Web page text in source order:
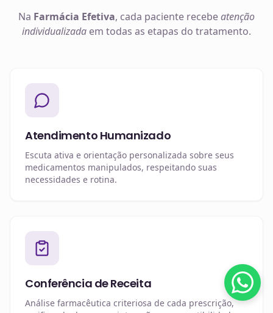
Na Farmácia Efetiva, cada paciente recebeatenção
individualizada em todas as etapas do tratamento.
Atendimento Humanizado
Escuta ativa e orientação personalizada sobre seus
medicamentos manipulados, respeitando suas
necessidades e rotina.
Conferência de Receita
Análise farmacêutica criteriosa de cada prescrição,